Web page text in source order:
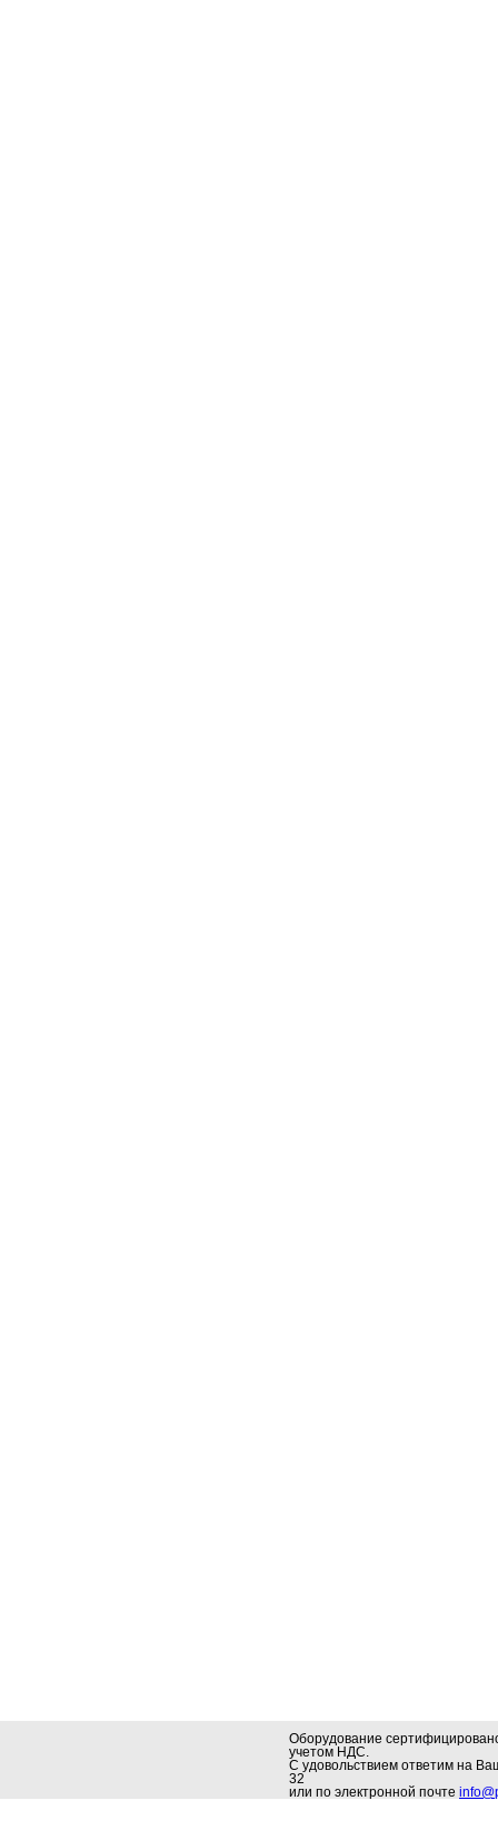
Оборудование
учетом НДС.
С удовольствием ответим на
32
или по электронной почте